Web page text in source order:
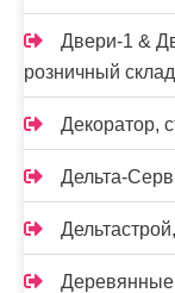
Двери-1 &
розничный склад
Декоратор,
Дельта-
Деревянные